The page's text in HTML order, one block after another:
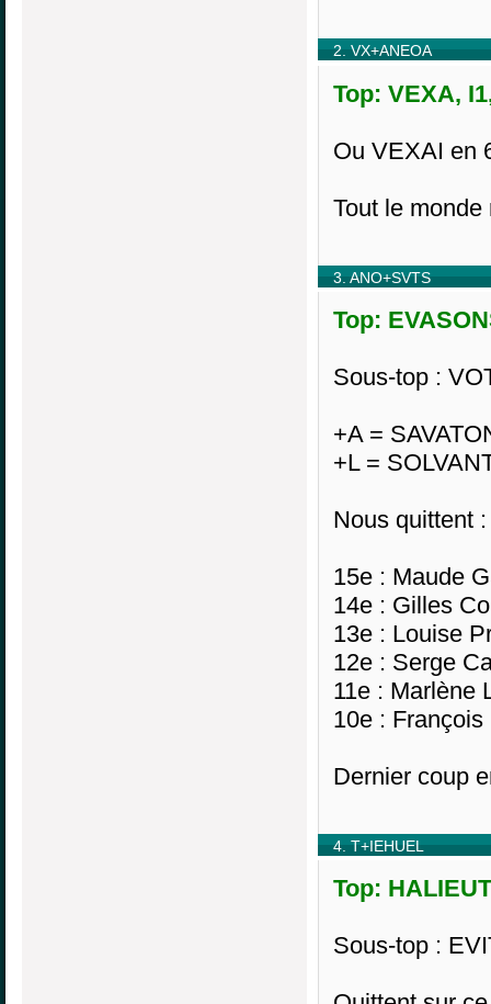
2. VX+ANEOA
Top: VEXA,
Ou VEXAI en
Tout le monde
3. ANO+SVTS
Top:
Sous-top :
+A =
+L =
Nous quittent :
15e : Maude
14e : Gilles
13e : Louise
12e : Serge
11e : Marlène
10e :
Dernier coup
4. T+IEHUEL
Top:
Sous-top :